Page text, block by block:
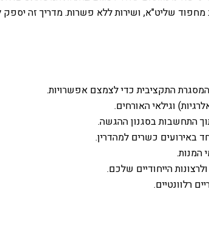
שליט"א, ושירות ללא פשרות. מדריך זה
התקציבית כדי לצמצם אפשרויות.
וגילאי האורחים.
תוך התחשבות בסגנון ההגשה.
באירועים כשרים למהדרין.
המנות.
הייחודיים שלכם.
רלוונטיים.